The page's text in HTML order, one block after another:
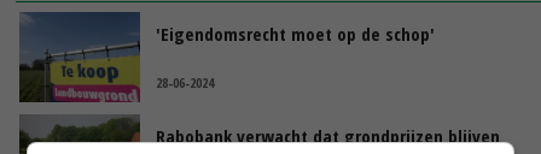
'Eigendomsrecht moet op de schop'
28-06-2024
Rabobank verwacht dat grondprijzen blijven